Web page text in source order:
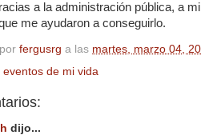
a la administración pública, a
me ayudaron a conseguirlo.
fergusrg a las martes, marzo 04,
eventos de mi vida
dijo...